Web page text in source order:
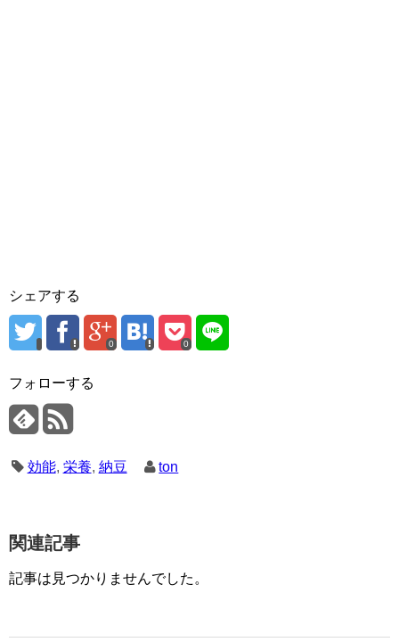
シェアする
0 0
フォローする
効能, 栄養, 納豆 ton
関連記事
記事は見つかりませんでした。